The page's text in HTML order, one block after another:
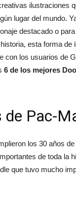
ilustraciones
lugar del mundo.
destacado o
esta forma de
con los usuarios de
6 de los mejores
de Pac-
los 30 años
de toda la
que tuvo mucho